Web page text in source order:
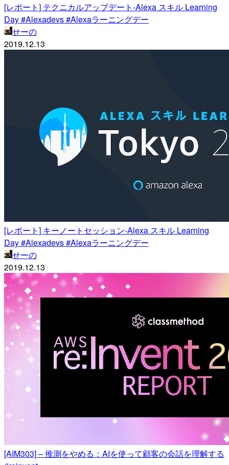
[レポート] テクニカルアップデート-Alexa スキル Learning
Day #Alexadevs #Alexaラーニングデー
せーの
2019.12.13
[レポート] キーノートセッション-Alexa スキル Learning
Day #Alexadevs #Alexaラーニングデー
せーの
2019.12.13
[AIM303] – 推測をやめる：AIを使って顧客の会話を理解する